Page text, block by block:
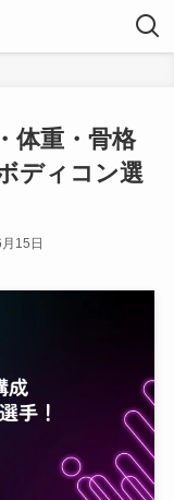
体重・骨格
ディコン選
15日